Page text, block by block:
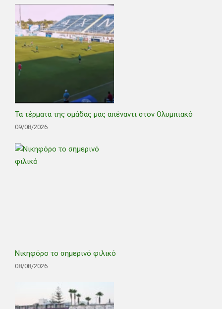
Τα τέρματα της ομάδας μας απέναντι στον Ολυμπιακό
09/08/2026
Νικηφόρο το σημερινό φιλικό
08/08/2026